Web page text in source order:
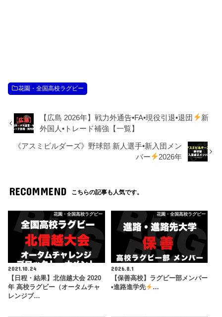
花園・全国高校ラグビー
【広島 2026年】戦力外通告•FA•現役引退•退団
新
外国人•トレード補強【一覧】
《アスミビルダーズ》野球部 新人選手•新入団メン
バー
2026年
RECOMMEND こちらの記事も人気です。
花園・全国高校ラグビー
2021.10.24
【日程・結果】北信越大会 2020
年 高校ラグビー（オータムチャ
レンジブ…
花園・全国高校ラグビー
2026.8.1
【保善高校】ラグビー部メンバー
•進路進学先
…